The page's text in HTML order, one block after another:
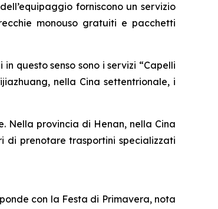
forniscono un servizio
monouso gratuiti e pacchetti
questo senso sono i servizi “Capelli
nella Cina settentrionale, i
Nella provincia di Henan, nella Cina
di prenotare trasportini specializzati
con la Festa di Primavera, nota